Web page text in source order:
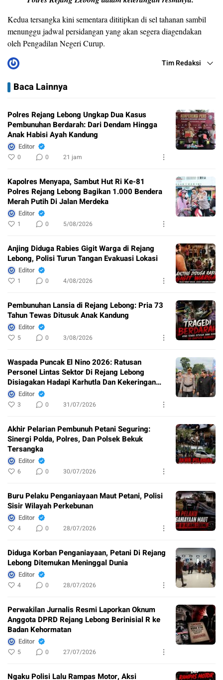
Kedua tersangka kini sementara dititipkan di sel tahanan sambil
menunggu jadwal persidangan yang akan segera diagendakan
oleh Pengadilan Negeri Curup.
Tim Redaksi
Baca Lainnya
Polres Rejang Lebong Ungkap Dua Kasus
Pembunuhan Berdarah: Dari Dendam Hingga
Anak Habisi Ayah Kandung
Editor
0 0 21 jam
Kapolres Menyapa, Sambut Hut Ri Ke-81
Polres Rejang Lebong Bagikan 1.000 Bendera
Merah Putih Di Jalan Merdeka
Editor
1 0 5/08/2026
Anjing Diduga Rabies Gigit Warga di Rejang
Lebong, Polisi Turun Tangan Evakuasi Lokasi
Editor
1 0 4/08/2026
Pembunuhan Lansia di Rejang Lebong: Pria 73
Tahun Tewas Ditusuk Anak Kandung
Editor
5 0 3/08/2026
Waspada Puncak El Nino 2026: Ratusan
Personel Lintas Sektor Di Rejang Lebong
Disiagakan Hadapi Karhutla Dan Kekeringan
Ekstrem
Editor
3 0 31/07/2026
Akhir Pelarian Pembunuh Petani Seguring:
Sinergi Polda, Polres, Dan Polsek Bekuk
Tersangka
Editor
6 0 30/07/2026
Buru Pelaku Penganiayaan Maut Petani, Polisi
Sisir Wilayah Perkebunan
Editor
4 0 28/07/2026
Diduga Korban Penganiayaan, Petani Di Rejang
Lebong Ditemukan Meninggal Dunia
Editor
4 0 28/07/2026
Perwakilan Jurnalis Resmi Laporkan Oknum
Anggota DPRD Rejang Lebong Berinisial R ke
Badan Kehormatan
Editor
5 0 27/07/2026
Ngaku Polisi Lalu Rampas Motor, Aksi